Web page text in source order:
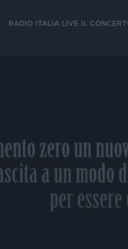
RADIO ITALIA LIVE IL